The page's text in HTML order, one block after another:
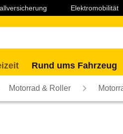
Elektromobilität
Rund ums Fahrzeug
Motorrad & Roller